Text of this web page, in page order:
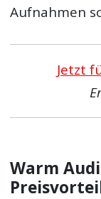
Aufnahmen
Jetzt
Warm